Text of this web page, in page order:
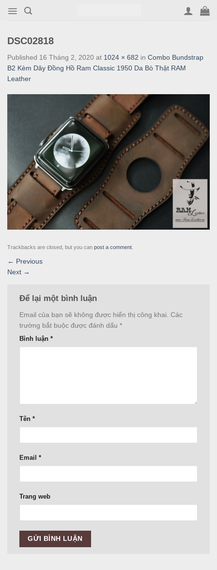
DSC02818
Published 16 Tháng 2, 2020 at 1024 × 682 in Combo Bundstrap
B2 Kèm Dây Đồng Hồ Ram Classic 1950 Da Bò Thật RAM
Leather
Trackbacks are closed, but you can post a comment
← Previous
Next →
Để lại một bình luận
Email của bạn sẽ không được hiển thị công khai. Các
trường bắt buộc được đánh dấu *
Bình luận *
Tên *
Email *
Trang web